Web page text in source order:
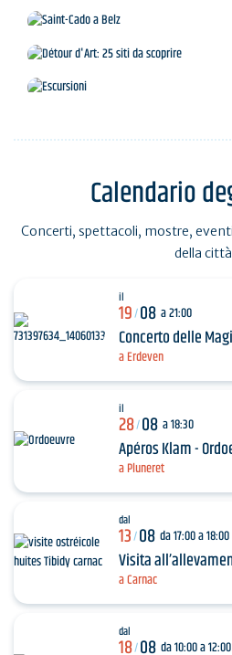
Locoal-Mendon, la
Saint-Cado a
Calendario
Concerti, spettacoli, mostre,
della
il
19/08 a 21:00
Concerto delle
a Erdeven
il
28/08 a 18:30
Apéros Klam -
a Pluneret
dal
13/08 da 17:00 a 18:00
Visita
a Carnac
dal
18/08 da 10:00 a 12:00